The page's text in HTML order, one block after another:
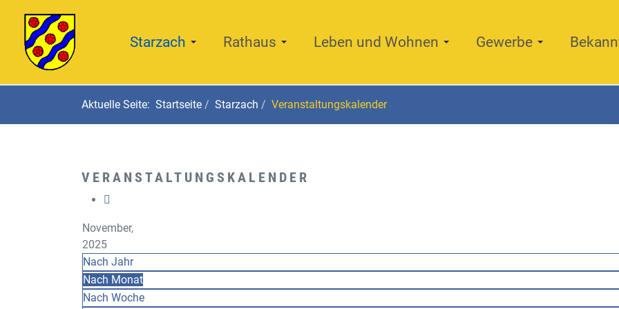
Starzach Rathaus Leben und Wohnen Gewerbe
Aktuelle Seite: Startseite Starzach Veranstaltungskalender
VERANSTALTUNGSKALENDER
November,
2025
Nach Jahr
Nach Monat
Nach Woche